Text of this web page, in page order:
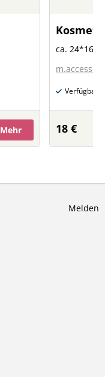
Mehr
ca. 24*16cm
Verfügbar
18 €
Melden